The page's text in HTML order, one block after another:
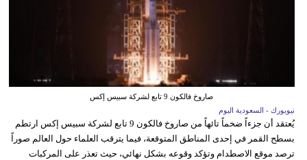
صاروخ فالكون 9 تابع لشركة سبيس إكس
نيويورك - السعودية اليوم
يُعتقد أن جزءاً ضخماً تائهاً من صاروخ فالكون 9 تابع لشركة سبيس إكس ارتطم
بسطح القمر في إحدى المناطق المتوقعة، فيما يترقب العلماء حول العالم صوراً
ترصد موقع الاصطدام وتؤكد وقوعه بشكل نهائي، حيث تعذر على المركبات